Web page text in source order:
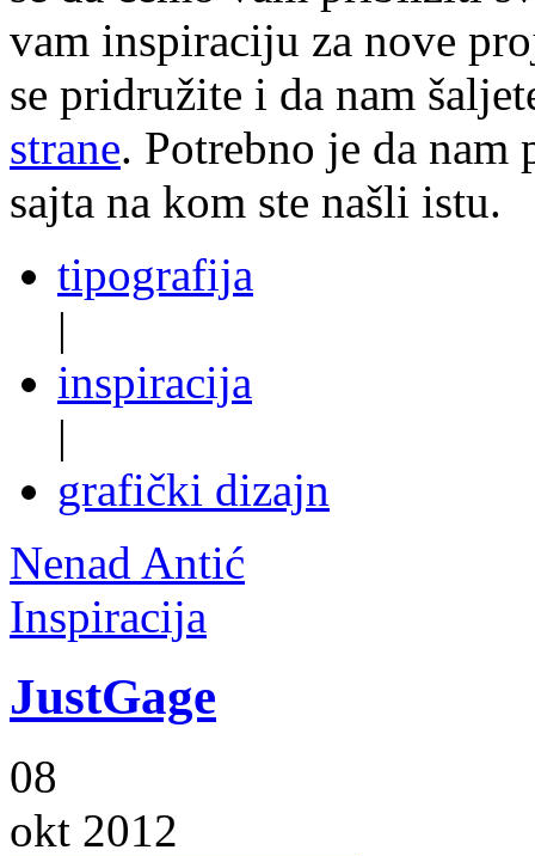
vam inspiraciju za nove
se pridružite i da nam
strane. Potrebno je da
sajta na kom ste našli istu.
tipografija
|
inspiracija
|
grafički dizajn
Nenad Antić
Inspiracija
JustGage
08
okt 2012